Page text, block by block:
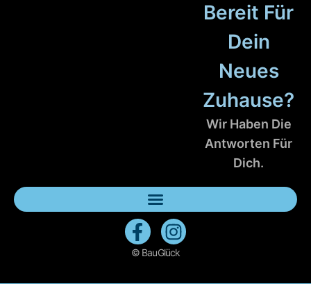
Bereit Für
Dein
Neues
Zuhause?
Wir Haben Die
Antworten Für
Dich.
© BauGlück